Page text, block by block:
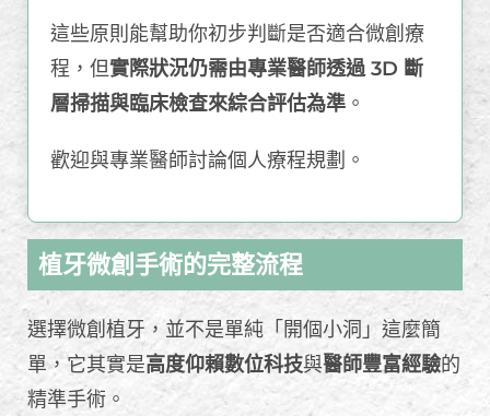
這些原則能幫助你初步判斷是否適合微創療
程，但實際狀況仍需由專業醫師透過 3D 斷
層掃描與臨床檢查來綜合評估為準 。
歡迎與專業醫師討論個人療程規劃。
植牙微創手術的完整流程
選擇微創植牙，並不是單純「開個小洞」這麼簡
單，它其實是高度仰賴數位科技與醫師豐富經驗的
精準手術。